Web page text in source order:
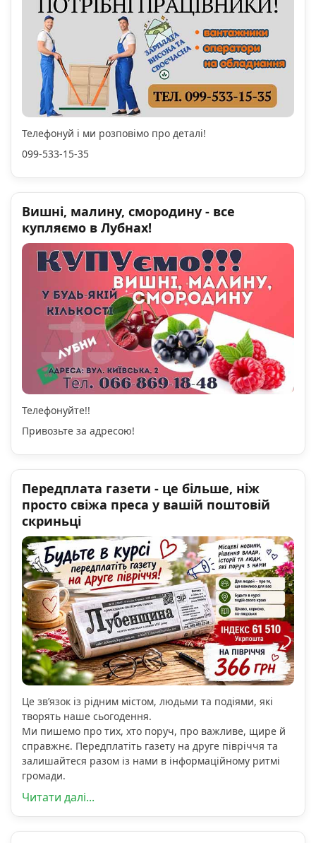
Телефонуй і ми розповімо про деталі!
099-533-15-35
Вишні, малину, смородину - все
купляємо в Лубнах!
Телефонуйте!!
Привозьте за адресою!
Передплата газети - це більше, ніж
просто свіжа преса у вашій поштовій
скриньці
Це зв’язок із рідним містом, людьми та подіями, які
творять наше сьогодення.
Ми пишемо про тих, хто поруч, про важливе, щире й
справжнє. Передплатіть газету на друге півріччя та
залишайтеся разом із нами в інформаційному ритмі
громади.
Читати далі...